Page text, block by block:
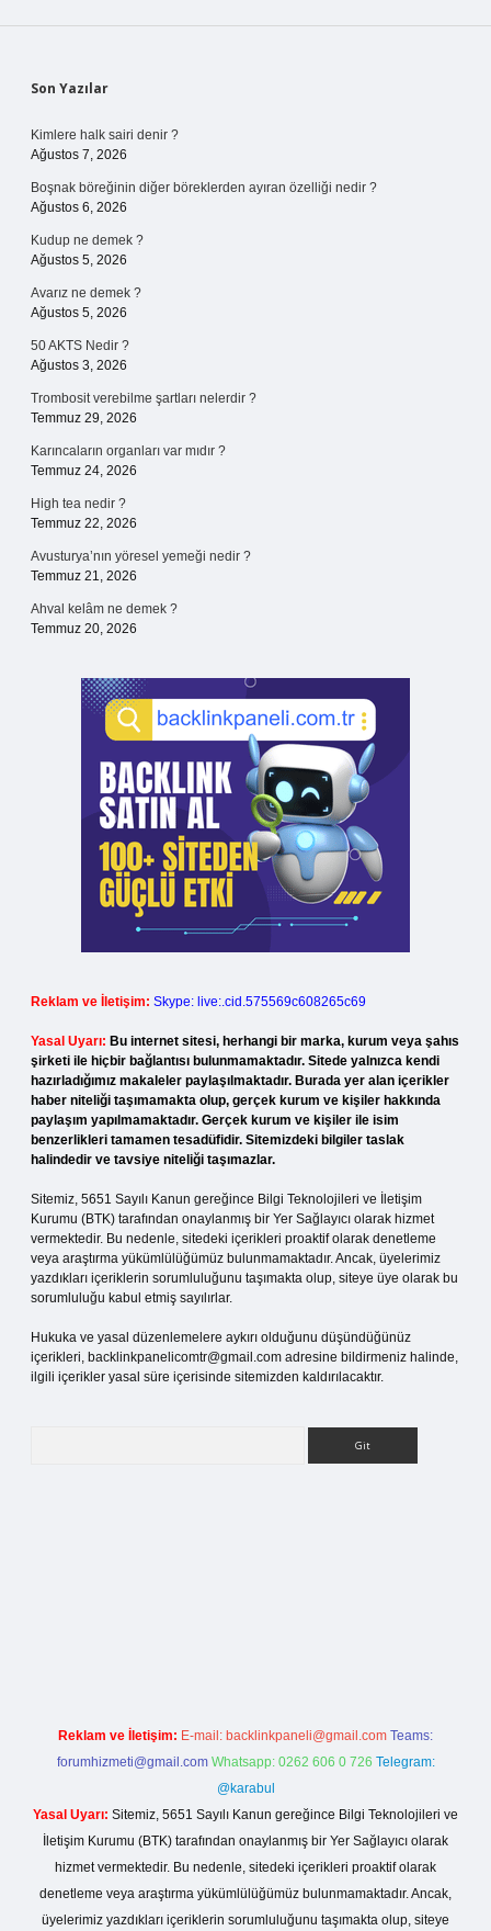
Sidebar
Son Yazılar
Kimlere halk sairi denir ?
Ağustos 7, 2026
Boşnak böreğinin diğer böreklerden ayıran özelliği nedir ?
Ağustos 6, 2026
Kudup ne demek ?
Ağustos 5, 2026
Avarız ne demek ?
Ağustos 5, 2026
50 AKTS Nedir ?
Ağustos 3, 2026
Trombosit verebilme şartları nelerdir ?
Temmuz 29, 2026
Karıncaların organları var mıdır ?
Temmuz 24, 2026
High tea nedir ?
Temmuz 22, 2026
Avusturya’nın yöresel yemeği nedir ?
Temmuz 21, 2026
Ahval kelâm ne demek ?
Temmuz 20, 2026
Reklam ve İletişim: Skype: live:.cid.575569c608265c69
Yasal Uyarı: Bu internet sitesi, herhangi bir marka, kurum veya şahıs
şirketi ile hiçbir bağlantısı bulunmamaktadır. Sitede yalnızca kendi
hazırladığımız makaleler paylaşılmaktadır. Burada yer alan içerikler
haber niteliği taşımamakta olup, gerçek kurum ve kişiler hakkında
paylaşım yapılmamaktadır. Gerçek kurum ve kişiler ile isim
benzerlikleri tamamen tesadüfidir. Sitemizdeki bilgiler taslak
halindedir ve tavsiye niteliği taşımazlar.
Sitemiz, 5651 Sayılı Kanun gereğince Bilgi Teknolojileri ve İletişim
Kurumu (BTK) tarafından onaylanmış bir Yer Sağlayıcı olarak hizmet
vermektedir. Bu nedenle, sitedeki içerikleri proaktif olarak denetleme
veya araştırma yükümlülüğümüz bulunmamaktadır. Ancak, üyelerimiz
yazdıkları içeriklerin sorumluluğunu taşımakta olup, siteye üye olarak bu
sorumluluğu kabul etmiş sayılırlar.
Hukuka ve yasal düzenlemelere aykırı olduğunu düşündüğünüz
içerikleri, backlinkpanelicomtr@gmail.com adresine bildirmeniz halinde,
ilgili içerikler yasal süre içerisinde sitemizden kaldırılacaktır.
Reklam ve İletişim: E-mail: backlinkpaneli@gmail.com Teams:
forumhizmeti@gmail.com Whatsapp: 0262 606 0 726 Telegram:
@karabul
Yasal Uyarı: Sitemiz, 5651 Sayılı Kanun gereğince Bilgi Teknolojileri ve
İletişim Kurumu (BTK) tarafından onaylanmış bir Yer Sağlayıcı olarak
hizmet vermektedir. Bu nedenle, sitedeki içerikleri proaktif olarak
denetleme veya araştırma yükümlülüğümüz bulunmamaktadır. Ancak,
üyelerimiz yazdıkları içeriklerin sorumluluğunu taşımakta olup, siteye